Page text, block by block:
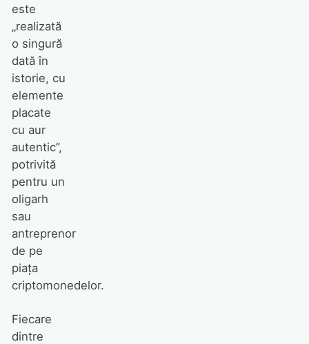
este
„realizată
o singură
dată în
istorie, cu
elemente
placate
cu aur
autentic”,
potrivită
pentru un
oligarh
sau
antreprenor
de pe
piața
criptomonedelor.
Fiecare
dintre